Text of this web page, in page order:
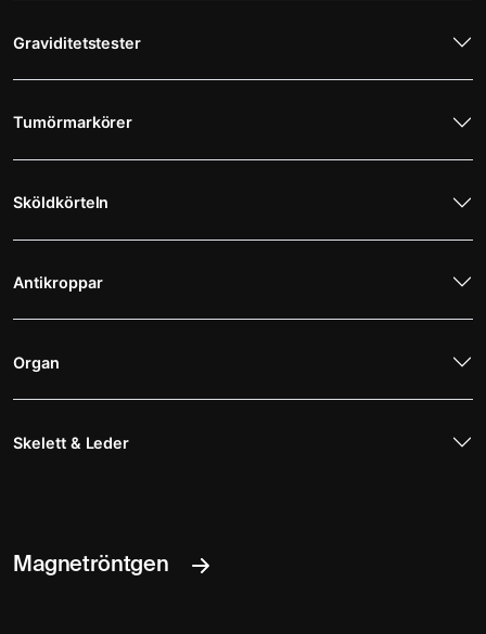
Graviditetstester
Tumörmarkörer
Sköldkörteln
Antikroppar
Organ
Skelett & Leder
Magnetröntgen